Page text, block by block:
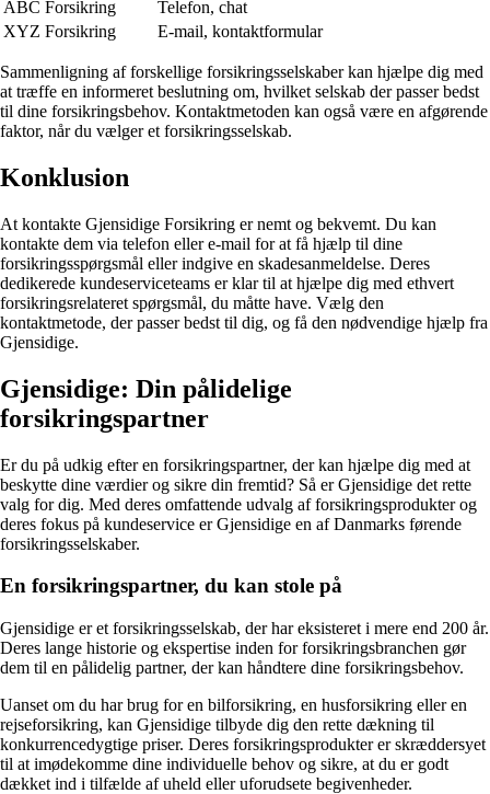
ABC Forsikring
Telefon, chat
XYZ Forsikring
E-mail, kontaktformular
Sammenligning af forskellige forsikringsselskaber kan hjælpe dig med
at træffe en informeret beslutning om, hvilket selskab der passer bedst
til dine forsikringsbehov. Kontaktmetoden kan også være en afgørende
faktor, når du vælger et forsikringsselskab.
Konklusion
At kontakte Gjensidige Forsikring er nemt og bekvemt. Du kan
kontakte dem via telefon eller e-mail for at få hjælp til dine
forsikringsspørgsmål eller indgive en skadesanmeldelse. Deres
dedikerede kundeserviceteams er klar til at hjælpe dig med ethvert
forsikringsrelateret spørgsmål, du måtte have. Vælg den
kontaktmetode, der passer bedst til dig, og få den nødvendige hjælp fra
Gjensidige.
Gjensidige: Din pålidelige
forsikringspartner
Er du på udkig efter en forsikringspartner, der kan hjælpe dig med at
beskytte dine værdier og sikre din fremtid? Så er Gjensidige det rette
valg for dig. Med deres omfattende udvalg af forsikringsprodukter og
deres fokus på kundeservice er Gjensidige en af Danmarks førende
forsikringsselskaber.
En forsikringspartner, du kan stole på
Gjensidige er et forsikringsselskab, der har eksisteret i mere end 200 år.
Deres lange historie og ekspertise inden for forsikringsbranchen gør
dem til en pålidelig partner, der kan håndtere dine forsikringsbehov.
Uanset om du har brug for en bilforsikring, en husforsikring eller en
rejseforsikring, kan Gjensidige tilbyde dig den rette dækning til
konkurrencedygtige priser. Deres forsikringsprodukter er skræddersyet
til at imødekomme dine individuelle behov og sikre, at du er godt
dækket ind i tilfælde af uheld eller uforudsete begivenheder.